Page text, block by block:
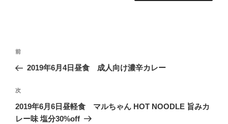
投
ナ
ビ
ゲ
ー
過
去
投
前
2019年6月4日昼食 成人向け濃辛カレー
次
の
投
次
2019年6月6日昼軽食 マルちゃん HOT NOODLE 旨みカ
レー味 塩分30%off